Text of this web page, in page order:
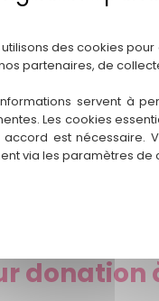
prête à vous
nous engageons
nous dès
différentes étapes
fermement
le choix de
comment
donation
utilisons des cookies
partenaires, de
servent à
Les cookies
accord est nécessaire.
via les paramètres de